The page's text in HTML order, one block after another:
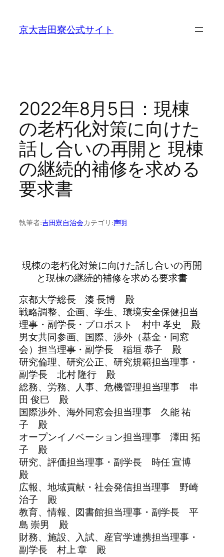
京大吉田寮公式サイト
2022年8月5日：現棟
の老朽化対策に向けた
話し合いの再開と 現棟
の継続的補修を求める
要求書
執筆者:吉田寮自治会カテゴリ:声明
現棟の老朽化対策に向けた話し合いの再開
と現棟の継続的補修を求める要求書
京都大学総長 湊 長博 殿
戦略調整、企画、学生、環境安全保健担当
理事・副学長・プロボスト 村中 孝史 殿
男女共同参画、国際、渉外（基金・同窓
会）担当理事・副学長 稲垣 恭子 殿
研究倫理、研究公正、研究規範担当理事・
副学長 北村 隆行 殿
総務、労務、人事、危機管理担当理事 串
田 俊巳 殿
国際渉外、海外同窓会担当理事 久能 祐
子 殿
オープンイノベーション担当理事 澤田 拓
子 殿
研究、評価担当理事・副学長 時任 宣博
殿
広報、地域貢献・社会発信担当理事 野崎
治子 殿
教育、情報、図書館担当理事・副学長 平
島 崇男 殿
財務、施設、入試、産官学連携担当理事・
副学長 村上 章 殿